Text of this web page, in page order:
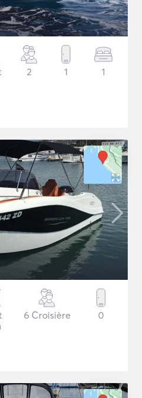
2 1 1
6 Croisière 0